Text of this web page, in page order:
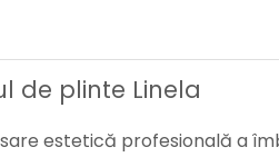
de plinte Linela
estetică profesională a